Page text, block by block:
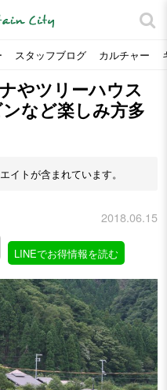
スタッフブログ カルチャー
やツリーハウス
など楽しみ方多
イトが含まれています。
2018.06.15
LINEでお得情報を読む